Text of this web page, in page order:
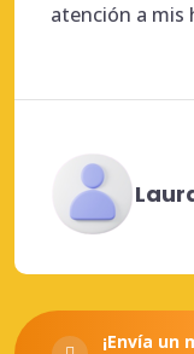
atención a mis
¡Envía